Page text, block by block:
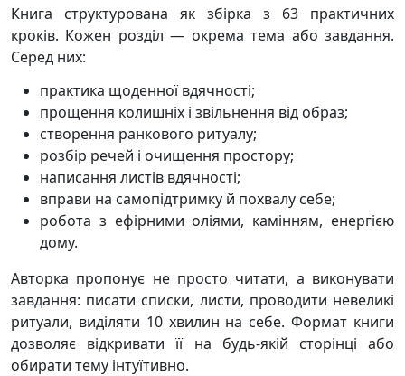
Книга структурована як збірка з 63 практичних
кроків. Кожен розділ — окрема тема або завдання.
Серед них:
практика щоденної вдячності;
прощення колишніх і звільнення від образ;
створення ранкового ритуалу;
розбір речей і очищення простору;
написання листів вдячності;
вправи на самопідтримку й похвалу себе;
робота з ефірними оліями, камінням, енергією
дому.
Авторка пропонує не просто читати, а виконувати
завдання: писати списки, листи, проводити невеликі
ритуали, виділяти 10 хвилин на себе. Формат книги
дозволяє відкривати її на будь-якій сторінці або
обирати тему інтуїтивно.